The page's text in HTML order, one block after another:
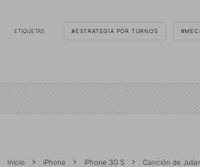
ETIQUETAS ESTRATEGIA POR TURNOS
Inicio iPhone iPhone 3G S Canción de